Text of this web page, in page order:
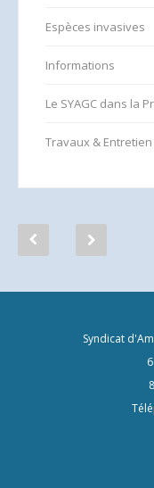
Espèces invasives
Informations
Le SYAGC dans la
Travaux & Entretien
Syndicat